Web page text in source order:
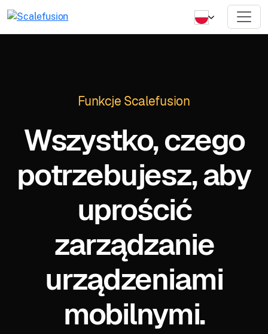
Funkcje Scalefusion
Wszystko, czego
potrzebujesz, aby
uprościć
zarządzanie
urządzeniami
mobilnymi.